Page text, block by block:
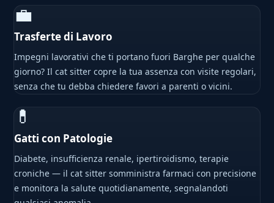
💼
Trasferte di Lavoro
Impegni lavorativi che ti portano fuori Barghe per qualche
giorno? Il cat sitter copre la tua assenza con visite regolari,
senza che tu debba chiedere favori a parenti o vicini.
💊
Gatti con Patologie
Diabete, insufficienza renale, ipertiroidismo, terapie
croniche — il cat sitter somministra farmaci con precisione
e monitora la salute quotidianamente, segnalandoti